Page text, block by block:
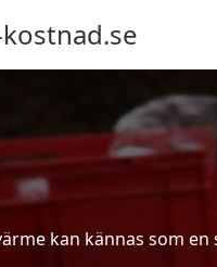
kan kännas som